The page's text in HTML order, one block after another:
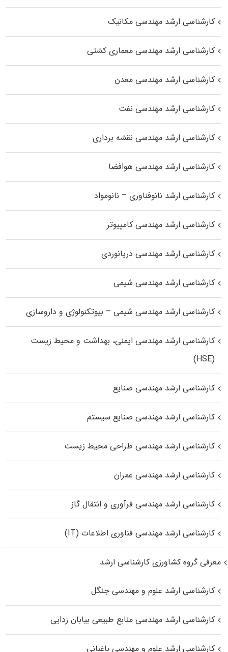
کارشناسی ارشد مهندسی مکانیک
کارشناسی ارشد مهندسی معماری کشتی
کارشناسی ارشد مهندسی معدن
کارشناسی ارشد مهندسی نفت
کارشناسی ارشد مهندسی نقشه برداری
کارشناسی ارشد مهندسی هوافضا
کارشناسی ارشد نانوفناوری – نانومواد
کارشناسی ارشد مهندسی کامپیوتر
کارشناسی ارشد مهندسی دریانوردی
کارشناسی ارشد مهندسی شیمی
کارشناسی ارشد مهندسی شیمی – بیوتکنولوژی و داروسازی
کارشناسی ارشد مهندسی ایمنی، بهداشت و محیط زیست
(HSE)
کارشناسی ارشد مهندسی صنایع
کارشناسی ارشد مهندسی صنایع سیستم
کارشناسی ارشد مهندسی طراحی محیط زیست
کارشناسی ارشد مهندسی عمران
کارشناسی ارشد مهندسی فرآوری و انتقال گاز
کارشناسی ارشد مهندسی فناوری اطلاعات (IT)
معرفی گروه کشاورزی کارشناسی ارشد
کارشناسی ارشد علوم و مهندسی جنگل
کارشناسی ارشد مهندسی منابع طبیعی بیابان زدایی
کارشناسی ارشد علوم و مهندسی باغبانی